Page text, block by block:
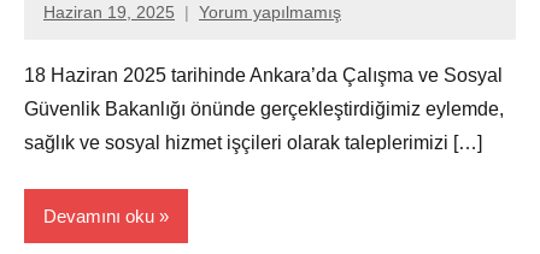
Haziran 19, 2025
Aksu
Yorum yapılmamış
18 Haziran 2025 tarihinde Ankara’da Çalışma ve Sosyal
Güvenlik Bakanlığı önünde gerçekleştirdiğimiz eylemde,
sağlık ve sosyal hizmet işçileri olarak taleplerimizi […]
Devamını oku